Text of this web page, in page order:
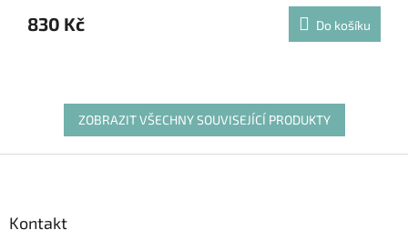
830 Kč Do košíku
ZOBRAZIT VŠECHNY SOUVISEJÍCÍ PRODUKTY
Kontakt